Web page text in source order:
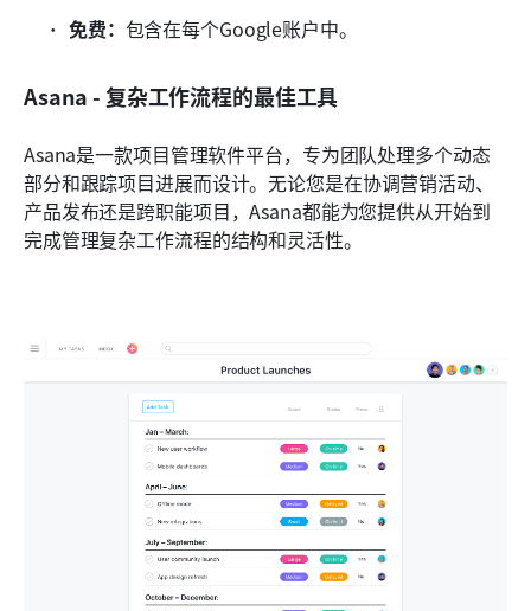
免费： 包含在每个Google账户中。
Asana - 复杂工作流程的最佳工具
Asana是一款项目管理软件平台，专为团队处理多个动态
部分和跟踪项目进展而设计。无论您是在协调营销活动、
产品发布还是跨职能项目，Asana都能为您提供从开始到
完成管理复杂工作流程的结构和灵活性。